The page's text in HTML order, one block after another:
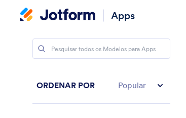
Apps
ORDENAR POR Popular